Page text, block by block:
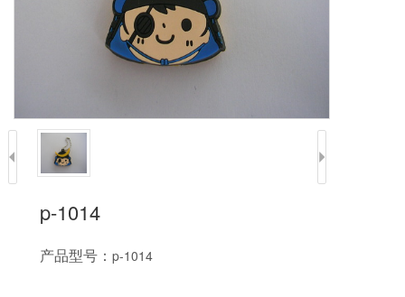
p-1014
产品型号：p-1014